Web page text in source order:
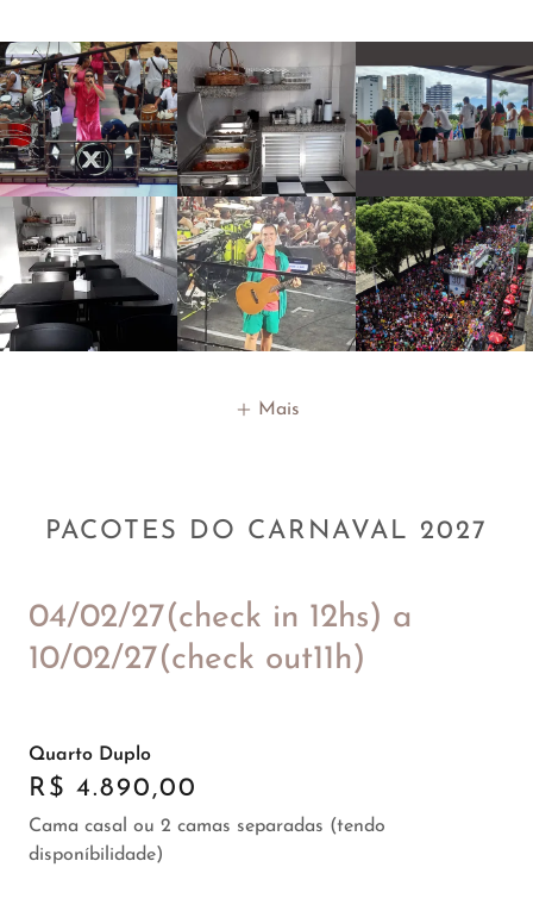
Mais
PACOTES DO CARNAVAL 2027
04/02/27(check in 12hs) a
10/02/27(check out11h)
Quarto Duplo
R$ 4.890,00
Cama casal ou 2 camas separadas (tendo
disponíbilidade)